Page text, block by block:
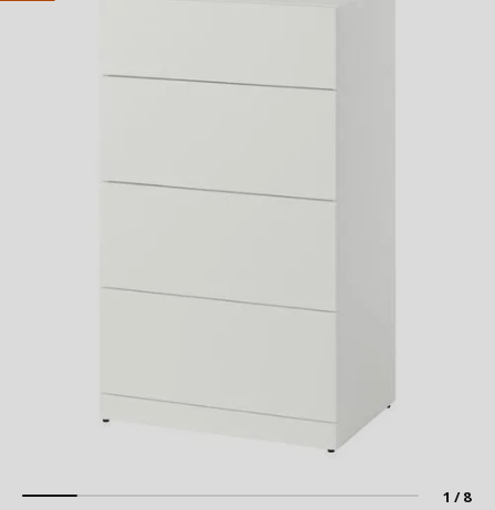
1 / 8